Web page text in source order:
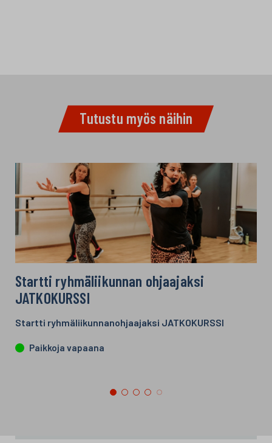
Tutustu myös näihin
Startti ryhmäliikunnan ohjaajaksi
JATKOKURSSI
Startti ryhmäliikunnanohjaajaksi JATKOKURSSI
Paikkoja vapaana